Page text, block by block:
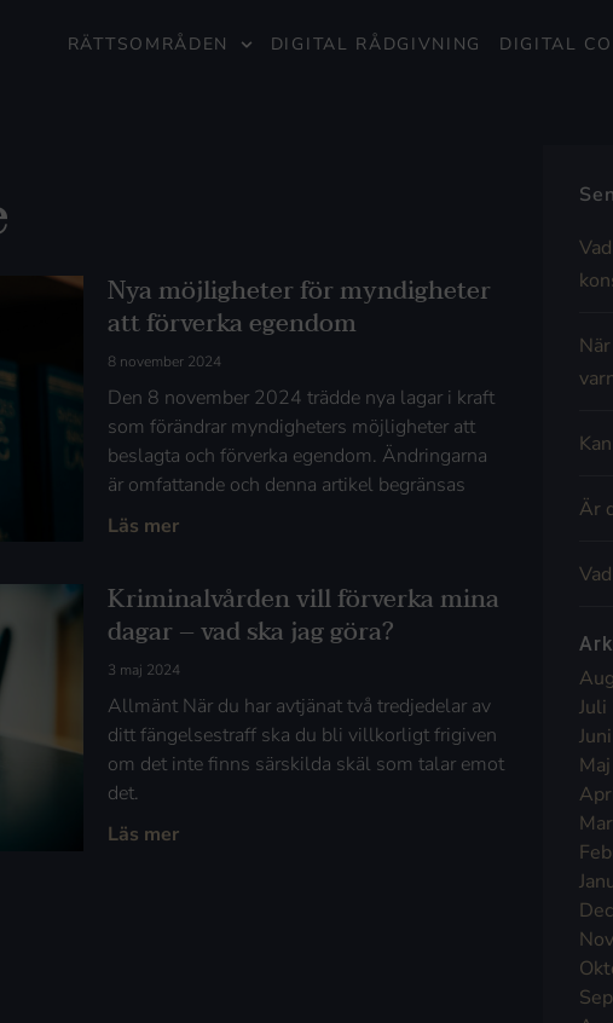
RÄTTSOMRÅDEN DIGITAL RÅDGIVNING DIGITAL
Nya möjligheter för myndigheter
att förverka egendom
8 november 2024
Den 8 november 2024 trädde nya lagar i kraft
som förändrar myndigheters möjligheter att
beslagta och förverka egendom. Ändringarna
är omfattande och denna artikel begränsas
Läs mer
Kriminalvården vill förverka mina
dagar – vad ska jag göra?
3 maj 2024
Allmänt När du har avtjänat två tredjedelar av
ditt fängelsestraff ska du bli villkorligt frigiven
om det inte finns särskilda skäl som talar emot
det.
Läs mer
Är